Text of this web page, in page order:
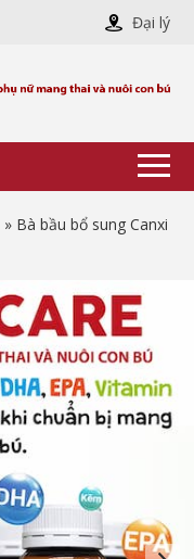
Đại lý
» Bà bầu bổ sung Canxi